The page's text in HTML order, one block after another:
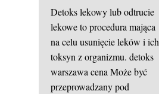
Detoks lekowy lub odtrucie
lekowe to procedura mająca
na celu usunięcie leków i ich
toksyn z organizmu. detoks
warszawa cena Może być
przeprowadzany pod